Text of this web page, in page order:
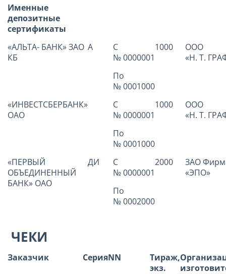
Именные
депозитные
сертификаты
«АЛЬТА- БАНК» ЗАО
КБ
А
С
№ 0000001
1000
ООО
«Н. Т.
По
№ 0001000
«ИНВЕСТСБЕРБАНК»
ОАО
С
№ 0000001
1000
ООО
«Н. Т.
По
№ 0001000
«ПЕРВЫЙ
ОБЪЕДИНЕННЫЙ
БАНК» ОАО
ДИ
С
№ 0000001
2000
ЗАО
«ЭПО»
По
№ 0002000
ЧЕКИ
Заказчик СерияNN
Тираж,
экз.